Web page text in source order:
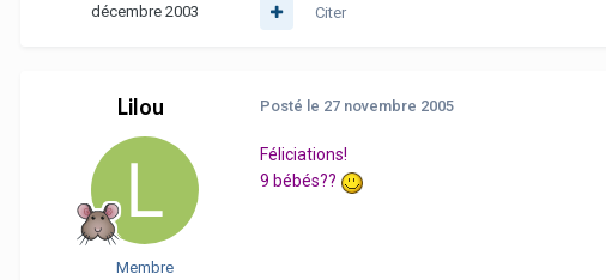
décembre 2003
Citer
Lilou
Membre
Posté le 27 novembre 2005
Féliciations!
9 bébés??